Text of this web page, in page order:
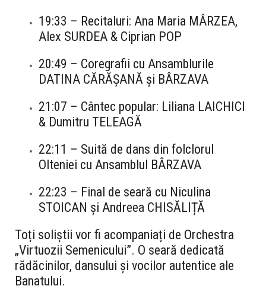
19:33 – Recitaluri: Ana Maria MÂRZEA,
Alex SURDEA & Ciprian POP
20:49 – Coregrafii cu Ansamblurile
DATINA CĂRĂȘANĂ și BÂRZAVA
21:07 – Cântec popular: Liliana LAICHICI
& Dumitru TELEAGĂ
22:11 – Suită de dans din folclorul
Olteniei cu Ansamblul BÂRZAVA
22:23 – Final de seară cu Niculina
STOICAN și Andreea CHISĂLIȚĂ
Toți soliștii vor fi acompaniați de Orchestra
„Virtuozii Semenicului”. O seară dedicată
rădăcinilor, dansului și vocilor autentice ale
Banatului.